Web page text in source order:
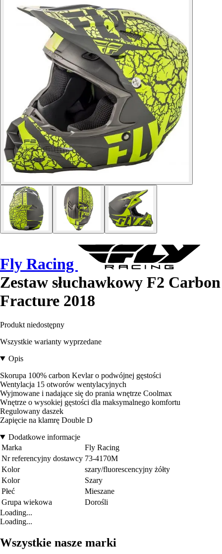
Fly Racing
Zestaw słuchawkowy F2 Carbon
Fracture 2018
Produkt niedostępny
Wszystkie warianty wyprzedane
Opis
Skorupa 100% carbon Kevlar o podwójnej gęstości
Wentylacja 15 otworów wentylacyjnych
Wyjmowane i nadające się do prania wnętrze Coolmax
Wnętrze o wysokiej gęstości dla maksymalnego komfortu
Regulowany daszek
Zapięcie na klamrę Double D
Dodatkowe informacje
Marka
Fly Racing
Nr referencyjny dostawcy 73-4170M
Kolor
szary/fluorescencyjny żółty
Kolor
Szary
Płeć
Mieszane
Grupa wiekowa
Dorośli
Loading...
Loading...
Wszystkie nasze marki